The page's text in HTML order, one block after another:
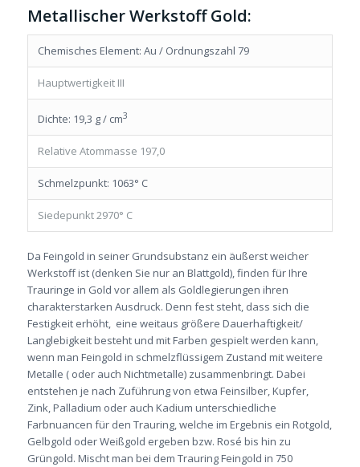
Metallischer Werkstoff Gold:
Chemisches Element: Au / Ordnungszahl 79
Hauptwertigkeit III
Dichte: 19,3 g / cm3
Relative Atommasse 197,0
Schmelzpunkt: 1063° C
Siedepunkt 2970° C
Da Feingold in seiner Grundsubstanz ein äußerst weicher
Werkstoff ist (denken Sie nur an Blattgold), finden für Ihre
Trauringe in Gold vor allem als Goldlegierungen ihren
charakterstarken Ausdruck. Denn fest steht, dass sich die
Festigkeit erhöht, eine weitaus größere Dauerhaftigkeit/
Langlebigkeit besteht und mit Farben gespielt werden kann,
wenn man Feingold in schmelzflüssigem Zustand mit weitere
Metalle ( oder auch Nichtmetalle) zusammenbringt. Dabei
entstehen je nach Zuführung von etwa Feinsilber, Kupfer,
Zink, Palladium oder auch Kadium unterschiedliche
Farbnuancen für den Trauring, welche im Ergebnis ein Rotgold,
Gelbgold oder Weißgold ergeben bzw. Rosé bis hin zu
Grüngold. Mischt man bei dem Trauring Feingold in 750